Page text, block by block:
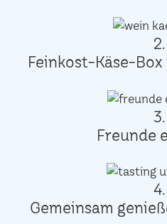
2.
Feinkost-Käse-
3.
Freunde
4.
Gemeinsam